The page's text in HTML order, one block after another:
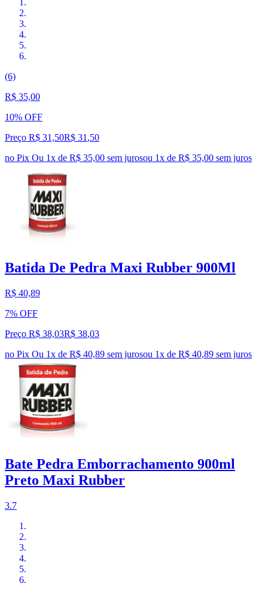
(6)
R$ 35,00
10% OFF
Preço R$ 31,50R$ 31 ,50
no Pix Ou 1x de R$ 35,00 sem jurosou 1x de R$ 35,00 sem juros
Batida De Pedra Maxi Rubber 900Ml
R$ 40,89
7% OFF
Preço R$ 38,03R$ 38,03
no Pix Ou 1x de R$ 40,89 sem jurosou 1x de R$ 40,89 sem juros
Bate Pedra Emborrachamento 900ml
Preto Maxi Rubber
3.7